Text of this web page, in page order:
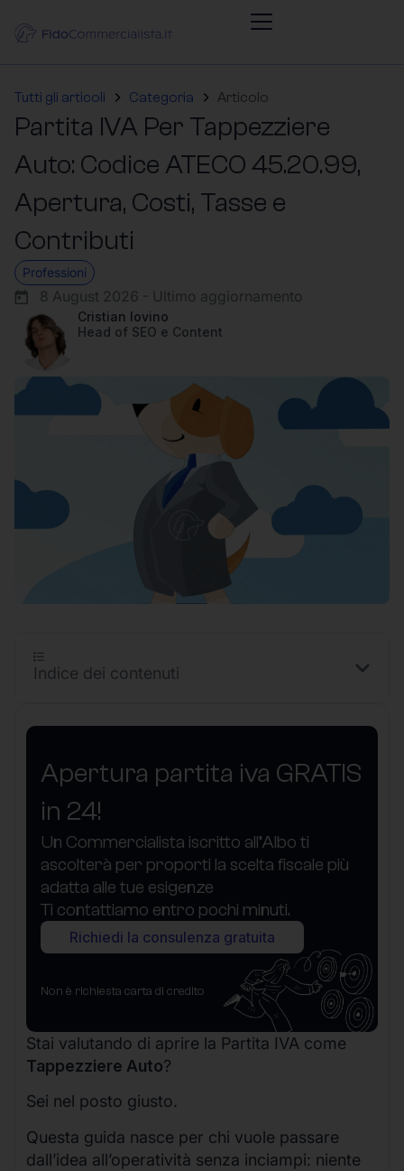
Tutti gli articoli Categoria Articolo
Partita IVA Per Tappezziere
Auto: Codice ATECO 45.20.99,
Apertura, Costi, Tasse e
Contributi
Professioni
8 August 2026 - Ultimo aggiornamento
Cristian Iovino
Head of SEO e Content
Apertura partita iva GRATIS
in 24!
Un Commercialista iscritto all’Albo ti
ascolterà per proporti la scelta fiscale più
adatta alle tue esigenze
Ti contattiamo entro pochi minuti.
Richiedi la consulenza gratuita
Non è richiesta carta di credito
Stai valutando di aprire la Partita IVA come
Tappezziere Auto?
Sei nel posto giusto.
Questa guida nasce per chi vuole passare
dall’idea all’operatività senza inciampi: niente
Indice dei contenuti